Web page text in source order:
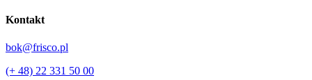
Kontakt
bok@frisco.pl
(+ 48) 22 331 50 00